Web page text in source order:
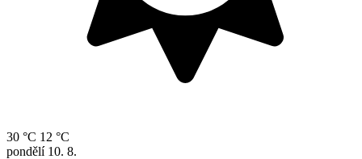
30 °C 12 °C
pondělí 10. 8.